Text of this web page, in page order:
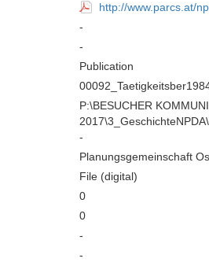
http://www.parcs.at/
-
-
Publication
P:\BESUCHER KOMMUNIKATION\Interaktive Medien\Infothek\Ordnerstruktur
-
Planungsgemeinschaft
File (digital)
0
0
-
-